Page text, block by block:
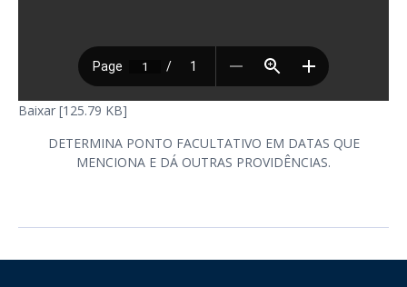
Baixar [125.79 KB]
DETERMINA PONTO FACULTATIVO EM DATAS QUE
MENCIONA E DÁ OUTRAS PROVIDÊNCIAS.